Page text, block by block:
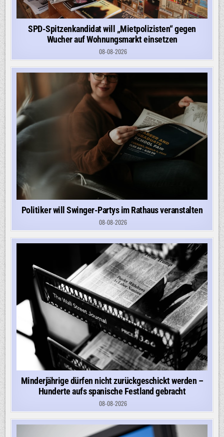
SPD-Spitzenkandidat will „Mietpolizisten“ gegen
Wucher auf Wohnungsmarkt einsetzen
08-08-2026
Politiker will Swinger-Partys im Rathaus veranstalten
08-08-2026
Minderjährige dürfen nicht zurückgeschickt werden –
Hunderte aufs spanische Festland gebracht
08-08-2026